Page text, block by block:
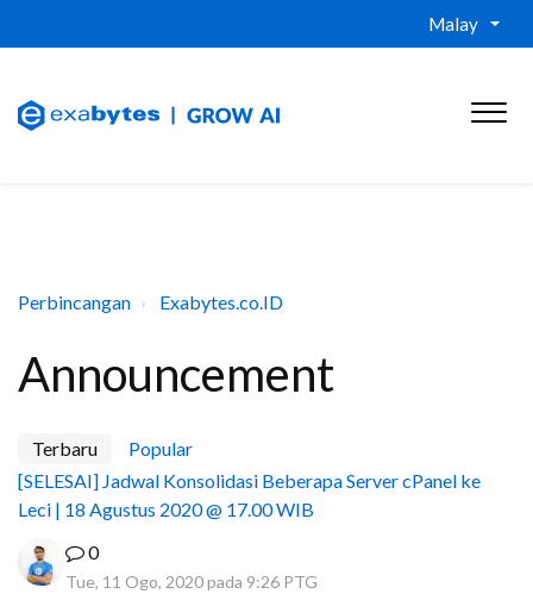
Malay
Perbincangan Exabytes.co.ID
Announcement
Terbaru
Popular
[SELESAI] Jadwal Konsolidasi Beberapa Server cPanel ke
Leci | 18 Agustus 2020 @ 17.00 WIB
0
Tue, 11 Ogo, 2020 pada 9:26 PTG